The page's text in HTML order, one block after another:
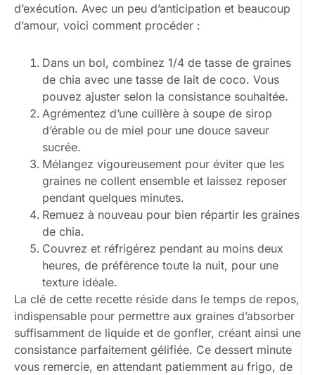
d’exécution. Avec un peu d’anticipation et beaucoup
d’amour, voici comment procéder :
Dans un bol, combinez 1/4 de tasse de graines
de chia avec une tasse de lait de coco. Vous
pouvez ajuster selon la consistance souhaitée.
Agrémentez d’une cuillère à soupe de sirop
d’érable ou de miel pour une douce saveur
sucrée.
Mélangez vigoureusement pour éviter que les
graines ne collent ensemble et laissez reposer
pendant quelques minutes.
Remuez à nouveau pour bien répartir les graines
de chia.
Couvrez et réfrigérez pendant au moins deux
heures, de préférence toute la nuit, pour une
texture idéale.
La clé de cette recette réside dans le temps de repos,
indispensable pour permettre aux graines d’absorber
suffisamment de liquide et de gonfler, créant ainsi une
consistance parfaitement gélifiée. Ce dessert minute
vous remercie, en attendant patiemment au frigo, de